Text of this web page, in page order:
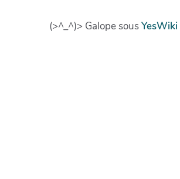
(>^_^)> Galope sousYesWiki